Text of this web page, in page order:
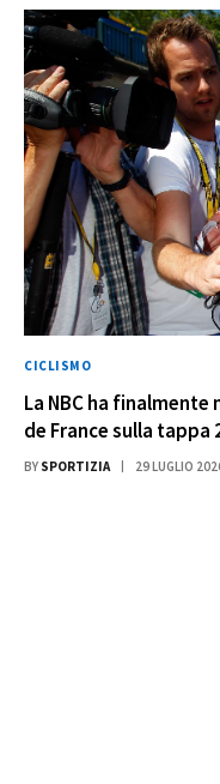
CICLISMO
La NBC ha
de France sulla tappa
BY SPORTIZIA 29 LUGLIO